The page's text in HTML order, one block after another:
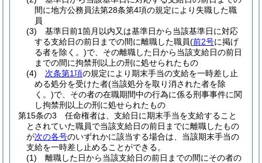
間に地方公務員法第28条第4項の規定により失職した職
員
(3)
基準日前1箇月以内又は基準日から当該基準日に対応
する支給日の前日までの間に離職した職員(前2号に掲げ
る者を除く。)で、その離職した日から当該支給日の前日
までの間に拘禁刑以上の刑に処せられたもの
(4)
次条第1項の規定により期末手当の支給を一時差し止
める処分を受けた者(当該処分を取り消された者を除
く。)で、その者の在職期間中の行為に係る刑事事件に関
し拘禁刑以上の刑に処せられたもの
第15条の3
任命権者は、支給日に期末手当を支給すること
とされていた職員で当該支給日の前日までに離職したもの
が次の各号のいずれかに該当する場合は、当該期末手当の
支給を一時差し止めることができる。
(1)
離職した日から当該支給日の前日までの間にその者の